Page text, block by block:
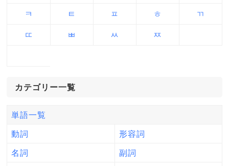
ㅋ ㅌ ㅍ ㅎ ㄲ
ㄸ ㅃ ㅆ ㅉ
カテゴリー一覧
単語一覧
動詞 形容詞
名詞 副詞